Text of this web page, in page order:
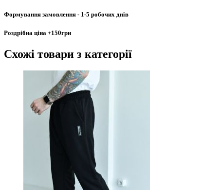
Формування замовлення - 1-5 робочих днів
Роздрібна ціна +150грн
Схожі товари з категорії